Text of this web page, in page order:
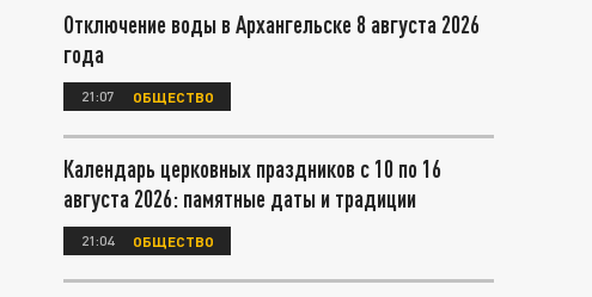
Отключение воды в Архангельске 8 августа 2026
года
21:07 ОБЩЕСТВО
Календарь церковных праздников с 10 по 16
августа 2026: памятные даты и традиции
21:04 ОБЩЕСТВО